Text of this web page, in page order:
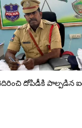
దోపిడీకి పాల్పడిన